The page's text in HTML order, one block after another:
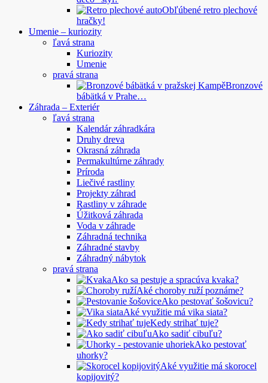
Obľúbené retro plechové
hračky!
Umenie – kuriozity
ľavá strana
Kuriozity
Umenie
pravá strana
Bronzové
bábätká v Prahe…
Záhrada – Exteriér
ľavá strana
Kalendár záhradkára
Druhy dreva
Okrasná záhrada
Permakultúrne záhrady
Príroda
Liečivé rastliny
Projekty záhrad
Rastliny v záhrade
Úžitková záhrada
Voda v záhrade
Záhradná technika
Záhradné stavby
Záhradný nábytok
pravá strana
Ako sa pestuje a spracúva kvaka?
Aké choroby ruží poznáme?
Ako pestovať šošovicu?
Aké využitie má vika siata?
Kedy strihať tuje?
Ako sadiť cibuľu?
Ako pestovať
uhorky?
Aké využitie má skorocel
kopijovitý?